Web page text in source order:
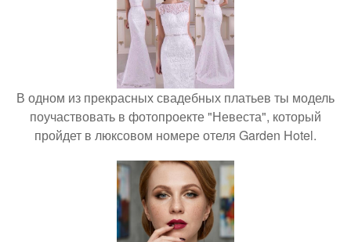
В одном из прекрасных свадебных платьев ты модель
поучаствовать в фотопроекте "Невеста", который
пройдет в люксовом номере отеля Garden Hotel.